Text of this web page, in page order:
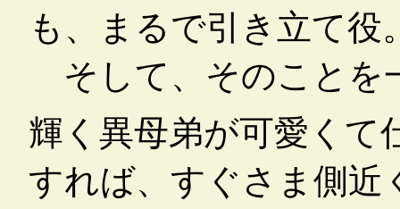
も、まるで引き立て役
そして、そのことを
輝く異母弟が可愛くて
すれば、すぐさま側近